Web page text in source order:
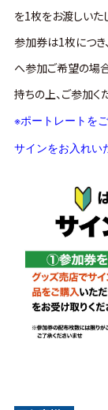
を1枚をお渡しいた
参加券は1枚につき
へ参加ご希望の場
持ちの上、ご参加く
※ポートレートを
サインをお入れい